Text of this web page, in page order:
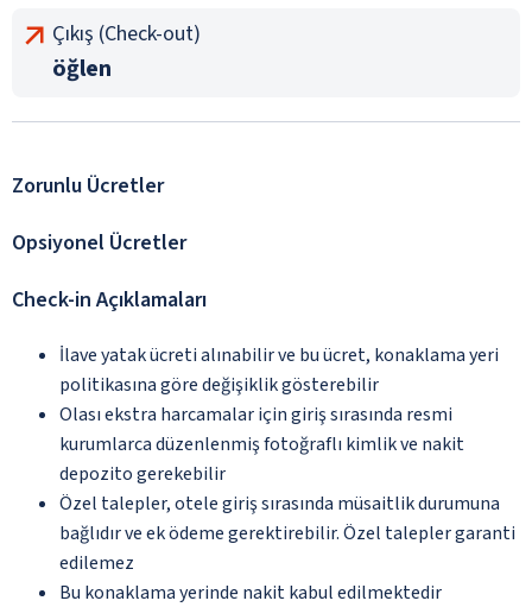
Çıkış (Check-out)
öğlen
Zorunlu Ücretler
Opsiyonel Ücretler
Check-in Açıklamaları
İlave yatak ücreti alınabilir ve bu ücret, konaklama yeri
politikasına göre değişiklik gösterebilir
Olası ekstra harcamalar için giriş sırasında resmi
kurumlarca düzenlenmiş fotoğraflı kimlik ve nakit
depozito gerekebilir
Özel talepler, otele giriş sırasında müsaitlik durumuna
bağlıdır ve ek ödeme gerektirebilir. Özel talepler garanti
edilemez
Bu konaklama yerinde nakit kabul edilmektedir